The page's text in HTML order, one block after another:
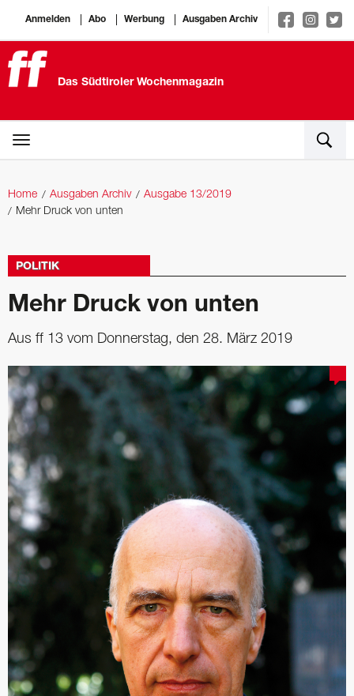
Anmelden Abo Werbung Ausgaben Archiv
Das Südtiroler Wochenmagazin
Home Ausgaben Archiv
Ausgabe 13/2019
Mehr Druck von unten
POLITIK
Mehr Druck von unten
Aus ff 13 vom Donnerstag, den 28. März 2019